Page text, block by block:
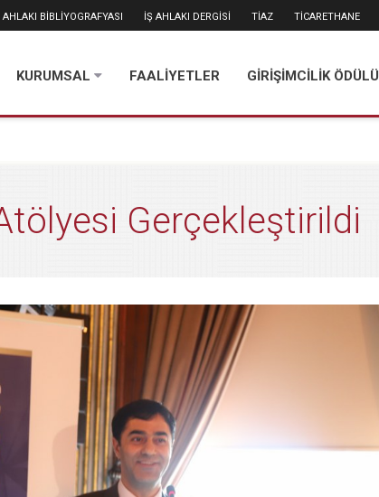
AHLAKI BİBLİYOGRAFYASI İŞ AHLAKI DERGİSİ TİAZ TİCARETHANE
KURUMSAL FAALİYETLER GİRİŞİMCİLİK ÖDÜLÜ
Gerçekleştirildi